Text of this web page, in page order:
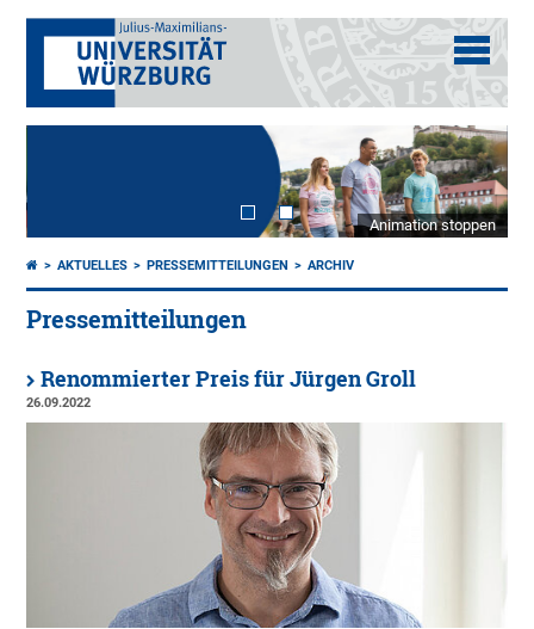
Animation stoppen
AKTUELLES PRESSEMITTEILUNGEN ARCHIV
Pressemitteilungen
Renommierter Preis für Jürgen Groll
26.09.2022